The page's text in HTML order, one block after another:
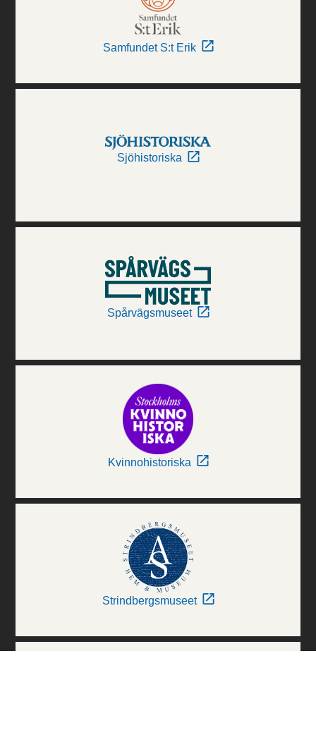
Samfundet S:t Erik
Sjöhistoriska
Spårvägsmuseet
Kvinnohistoriska
Strindbergsmuseet